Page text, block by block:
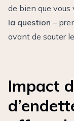
de bien que vous
la question –
avant de sauter
Impact